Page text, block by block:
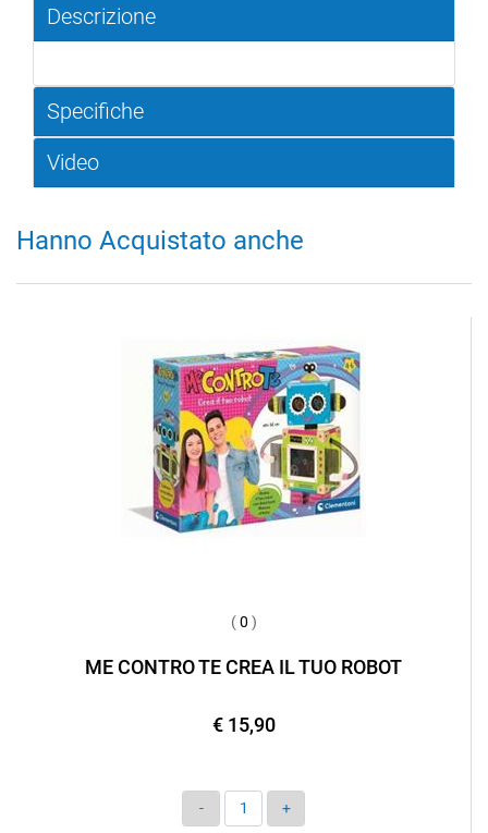
Descrizione
Specifiche
Video
Hanno Acquistato anche
(0 )
ME CONTRO TE CREA IL TUO ROBOT
€ 15,90
Quantità